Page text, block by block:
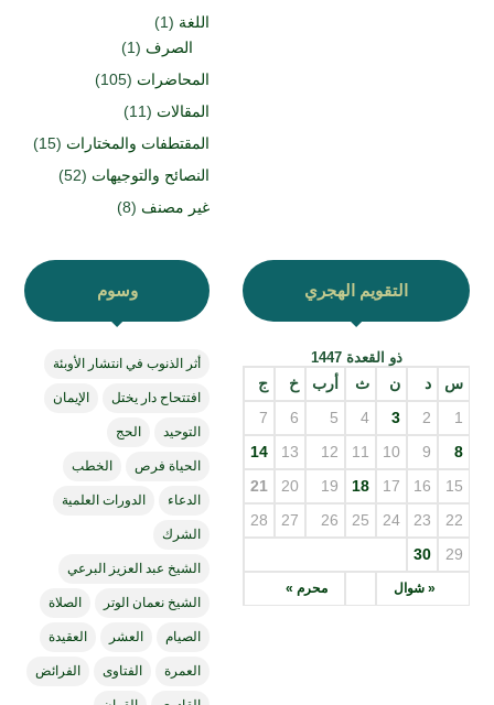
اللغة (1)
الصرف (1)
المحاضرات (105)
المقالات (11)
المقتطفات والمختارات (15)
النصائح والتوجيهات (52)
غير مصنف (8)
التقويم الهجري
ذو القعدة 1447
س د ن ث أرب خ ج
« شوال محرم »
1
2
3
4
5
6
7
8
9
10
11
12
13
14
15
16
17
18
19
20
21
22
23
24
25
26
27
28
29
30
وسوم
أثر الذنوب في انتشار الأوبئة
افتتحاح دار يختل الإيمان
التوحيد الحج
الحياة فرص الخطب
الدعاء الدورات العلمية
الشرك
الشيخ عبد العزيز البرعي
الشيخ نعمان الوتر الصلاة
الصيام العشر العقيدة
العمرة الفتاوى الفرائض